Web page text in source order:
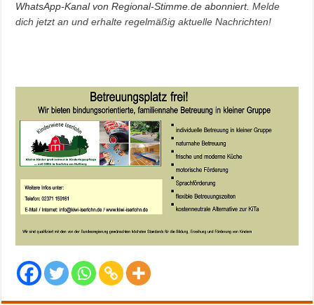
WhatsApp-Kanal von Regional-Stimme.de abonniert.Melde
dich jetzt an und erhalte regelmäßig aktuelle Nachrichten!